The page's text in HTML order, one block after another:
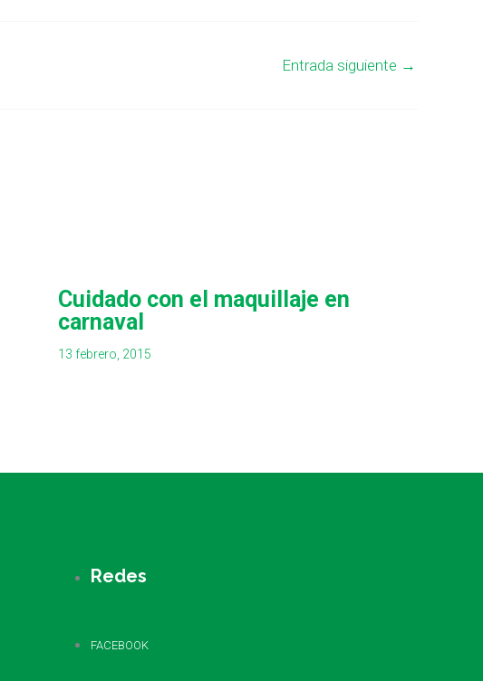
Entrada siguiente →
Cuidado con el maquillaje en
carnaval
13 febrero, 2015
Redes
FACEBOOK